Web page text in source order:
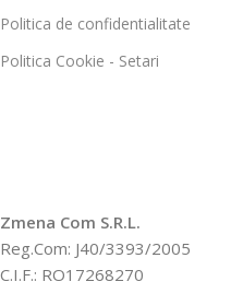
Politica de confidentialitate
Politica Cookie - Setari
Zmena Com S.R.L.
Reg.Com: J40/3393/2005
C.I.F.: RO17268270